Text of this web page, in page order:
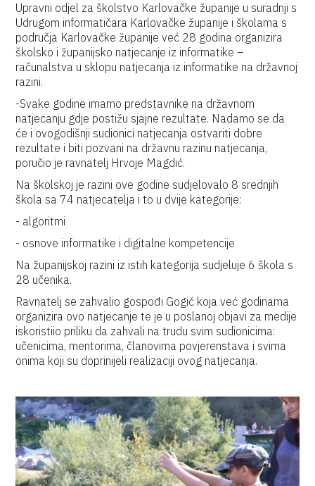
Upravni odjel za školstvo Karlovačke županije u suradnji s
Udrugom informatičara Karlovačke županije i školama s
područja Karlovačke županije već 28 godina organizira
školsko i županijsko natjecanje iz informatike –
računalstva u sklopu natjecanja iz informatike na državnoj
razini.
-Svake godine imamo predstavnike na državnom
natjecanju gdje postižu sjajne rezultate. Nadamo se da
će i ovogodišnji sudionici natjecanja ostvariti dobre
rezultate i biti pozvani na državnu razinu natjecanja,
poručio je ravnatelj Hrvoje Magdić.
Na školskoj je razini ove godine sudjelovalo 8 srednjih
škola sa 74 natjecatelja i to u dvije kategorije:
- algoritmi
- osnove informatike i digitalne kompetencije
Na županijskoj razini iz istih kategorija sudjeluje 6 škola s
28 učenika.
Ravnatelj se zahvalio gospođi Gogić koja već godinama
organizira ovo natjecanje te je u poslanoj objavi za medije
iskoristiio priliku da zahvali na trudu svim sudionicima:
učenicima, mentorima, članovima povjerenstava i svima
onima koji su doprinijeli realizaciji ovog natjecanja.